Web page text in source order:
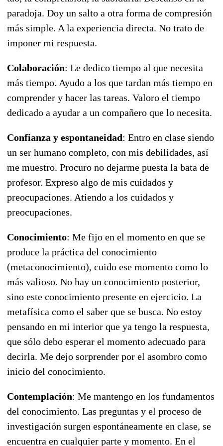
paradoja. Doy un salto a otra forma de compresión
más simple. A la experiencia directa. No trato de
imponer mi respuesta.
Colaboración: Le dedico tiempo al que necesita
más tiempo. Ayudo a los que tardan más tiempo en
comprender y hacer las tareas. Valoro el tiempo
dedicado a ayudar a un compañero que lo necesita.
Confianza y espontaneidad: Entro en clase siendo
un ser humano completo, con mis debilidades, así
me muestro. Procuro no dejarme puesta la bata de
profesor. Expreso algo de mis cuidados y
preocupaciones. Atiendo a los cuidados y
preocupaciones.
Conocimiento: Me fijo en el momento en que se
produce la práctica del conocimiento
(metaconocimiento), cuido ese momento como lo
más valioso. No hay un conocimiento posterior,
sino este conocimiento presente en ejercicio. La
metafísica como el saber que se busca. No estoy
pensando en mi interior que ya tengo la respuesta,
que sólo debo esperar el momento adecuado para
decirla. Me dejo sorprender por el asombro como
inicio del conocimiento.
Contemplación: Me mantengo en los fundamentos
del conocimiento. Las preguntas y el proceso de
investigación surgen espontáneamente en clase, se
encuentra en cualquier parte y momento. En el